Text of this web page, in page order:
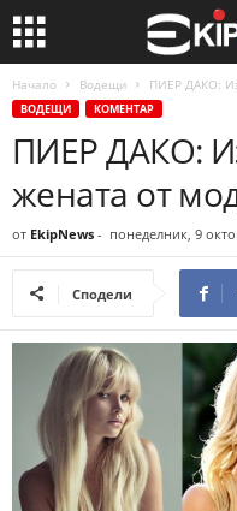
Начало Водещи ПИЕР ДАКО:
ВОДЕЩИ КОМЕНТАР
ПИЕР ДАКО:
жената от
от EkipNews - понеделник, 9
Сподели